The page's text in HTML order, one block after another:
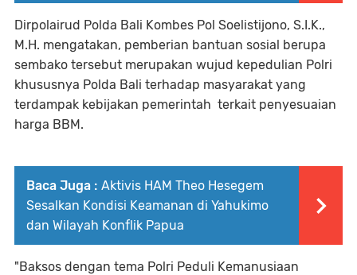
Dirpolairud Polda Bali Kombes Pol Soelistijono, S.I.K.,
M.H. mengatakan, pemberian bantuan sosial berupa
sembako tersebut merupakan wujud kepedulian Polri
khususnya Polda Bali terhadap masyarakat yang
terdampak kebijakan pemerintah terkait penyesuaian
harga BBM.
Baca Juga : Aktivis HAM Theo Hesegem
Sesalkan Kondisi Keamanan di Yahukimo
dan Wilayah Konflik Papua
"Baksos dengan tema Polri Peduli Kemanusiaan